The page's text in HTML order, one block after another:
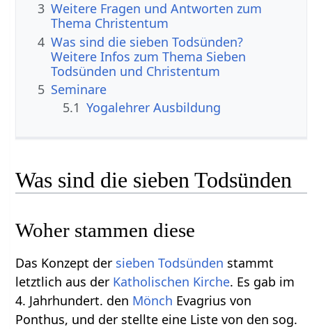
3 Weitere Fragen und Antworten zum
Thema Christentum
4 Was sind die sieben Todsünden?
Weitere Infos zum Thema Sieben
Todsünden und Christentum
5 Seminare
5.1 Yogalehrer Ausbildung
Was sind die sieben Todsünden
Woher stammen diese
Das Konzept der sieben Todsünden stammt
letztlich aus der Katholischen Kirche. Es gab im
4. Jahrhundert. den Mönch Evagrius von
Ponthus, und der stellte eine Liste von den sog.